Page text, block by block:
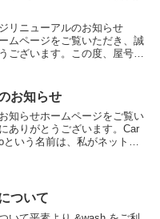
リニューアルのお知らせ
ムページをご覧いただき、誠
ございます。この度、屋号変
して、デザインとページの構
...
お知らせ
知らせホームページをご覧い
ありがとうございます。Car
という名前は、私がネットで
ついて